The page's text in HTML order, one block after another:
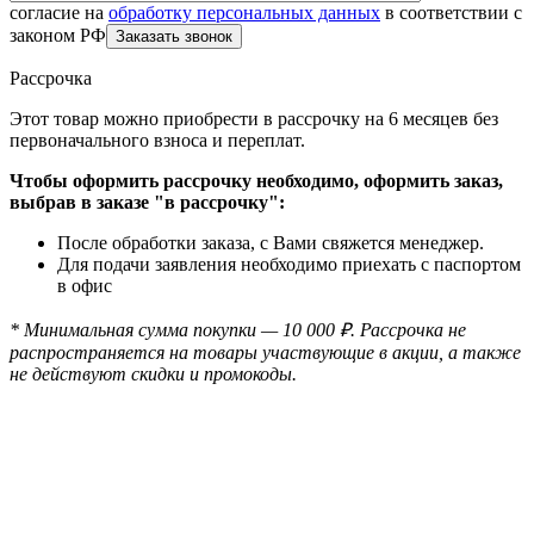
согласие на обработку персональных данных в соответствии с
законом РФ
Рассрочка
Этот товар можно приобрести в рассрочку на 6 месяцев без
первоначального взноса и переплат.
Чтобы оформить рассрочку необходимо, оформить заказ,
выбрав в заказе "в рассрочку":
После обработки заказа, с Вами свяжется менеджер.
Для подачи заявления необходимо приехать с паспортом
в офис
* Минимальная сумма покупки — 10 000 ₽. Рассрочка не
распространяется на товары участвующие в акции, а также
не действуют скидки и промокоды.